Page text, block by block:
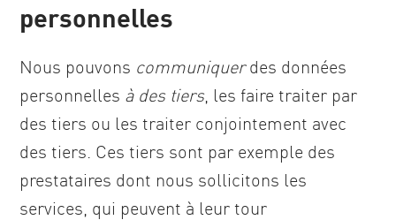
personnelles
Nous pouvons communiquerdes données
personnelles à des tiers, les faire traiter par
des tiers ou les traiter conjointement avec
des tiers. Ces tiers sont par exemple des
prestataires dont nous sollicitons les
services, qui peuvent à leur tour